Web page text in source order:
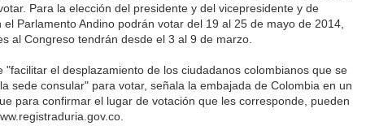
Para la elección del presidente y del vicepresidente y de
Parlamento Andino podrán votar del 19 al 25 de mayo de 2014,
al Congreso tendrán desde el 3 al 9 de marzo.
"facilitar el desplazamiento de los ciudadanos colombianos que se
sede consular" para votar, señala la embajada de Colombia en un
para confirmar el lugar de votación que les corresponde, pueden